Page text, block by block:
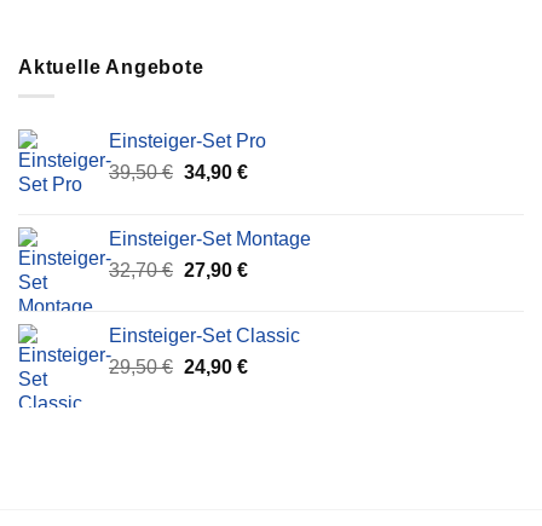
Aktuelle Angebote
Einsteiger-Set Pro
39,50€ Ursprünglicher
39,50 €
34,90 €Aktueller
34,90 €.
Einsteiger-Set Montage
32,70€ Ursprünglicher
32,70 €
27,90 €Aktueller
27,90 €.
Einsteiger-Set Classic
29,50€ Ursprünglicher
24,90 €Aktueller